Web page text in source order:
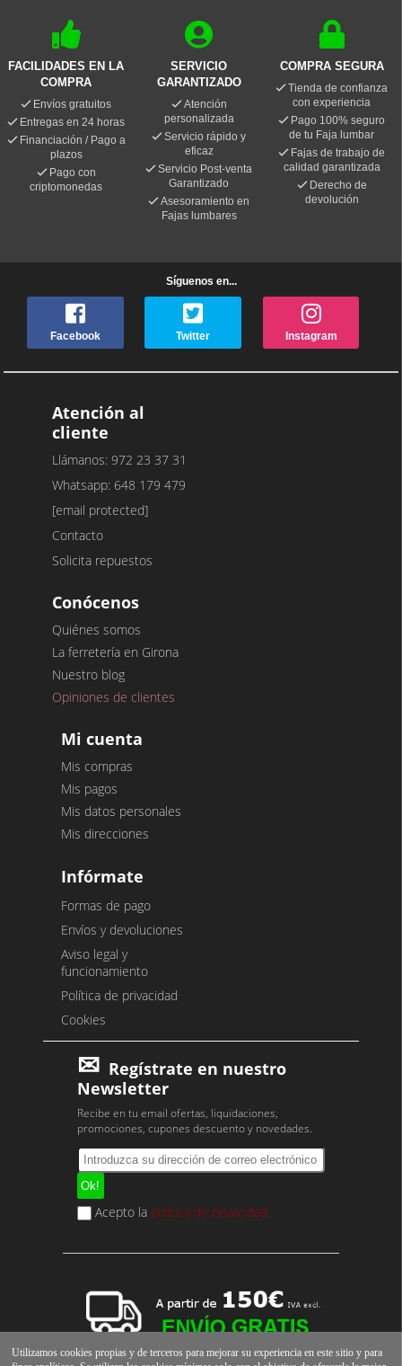
FACILIDADES EN LA
COMPRA
Envíos gratuitos
Entregas en 24 horas
Financiación / Pago a
plazos
Pago con
criptomonedas
SERVICIO
GARANTIZADO
Atención
personalizada
Servicio rápido y
eficaz
Servicio Post-venta
Garantizado
Asesoramiento en
Fajas lumbares
COMPRA SEGURA
Tienda de confianza
con experiencia
Pago 100% seguro
de tu Faja lumbar
Fajas de trabajo de
calidad garantizada
Derecho de
devolución
Síguenos en...
Facebook Twitter Instagram
Atención al
cliente
Llámanos: 972 23 37 31
Whatsapp: 648 179 479
[email protected]
Contacto
Solicita repuestos
Conócenos
Quiénes somos
La ferretería en Girona
Nuestro blog
Opiniones de clientes
Mi cuenta
Mis compras
Mis pagos
Mis datos personales
Mis direcciones
Infórmate
Formas de pago
Envíos y devoluciones
Aviso legal y
funcionamiento
Política de privacidad
Cookies
Regístrate en nuestro
Newsletter
Recibe en tu email ofertas, liquidaciones,
promociones, cupones descuento y novedades.
Acepto la política de privacidad
Utilizamos cookies propias y de terceros para mejorar su experiencia en este sitio y para